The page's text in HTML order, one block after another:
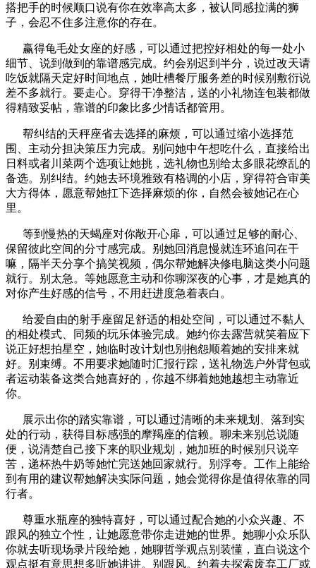
搭把手的时候顺口说有你在效率高太多，被认同感拉满的狮
子，会忍不住多注意你的存在。
赢得龟毛处女座的好感，可以通过把控好相处的每一处小
细节、说到做到的靠谱感完成。约会别迟到半分，说过改天请
吃饭就隔天定好时间地点，她吐槽餐厅服务差的时候别敷衍说
差不多就行。要走心。穿得干净整洁，送的小礼物连包装都做
得精致妥帖，靠谱的印象比多少情话都管用。
帮纠结的天秤座省去选择的麻烦，可以通过缩小选择范
围、主动分担决策压力完成。别问她中午想吃什么，直接给出
日料或者川菜两个选项让她挑，选礼物也别给太多眼花缭乱的
备选。别纠结。约她去环境雅致有格调的小店，穿得符合审美
大方得体，愿意帮她扛下选择麻烦的你，自然会被她记在心
里。
等到慢热的天蝎座对你敞开心扉，可以通过足够的耐心、
保留彼此空间的分寸感完成。别她回消息慢就连环追问在干
嘛，隔半天分享个搞笑视频，偶尔帮她解决修电脑这类小问题
就行。别太急。等她愿意主动和你聊深夜的心事，才是她真的
对你产生好感的信号，不用赶进度急着表白。
给爱自由的射手座留足舒适的相处空间，可以通过不黏人
的相处模式、同频的玩乐体验完成。她约你去露营就笑着应下
说正好想拍星空，她临时改计划也别抱怨顺着她的安排来就
好。别束缚。不用要求她随时汇报行踪，送礼物选户外背包或
者运动装备这类合她喜好的，你越不绑着她她越想主动靠近
你。
展示出你的踏实靠谱，可以通过清晰的未来规划、落到实
处的行动，获得目标感强的摩羯座的信赖。聊未来别总说随
便，说清楚自己接下来的职业规划，她加班的时候别只说辛
苦，递杯热牛奶等她忙完送她回家就行。别浮夸。工作上能给
到有用的建议帮她解决实际问题，她会觉得你是值得依靠的同
行者。
尊重水瓶座的独特喜好，可以通过配合她的小众兴趣、不
跟风的独立个性，让她愿意带你走进她的世界。她聊小众乐队
你就去听现场录片段给她，她聊哲学观点别装懂，直白说这个
观点挺有意思想多听她讲讲。别跟风。约着去探索废弃工厂或